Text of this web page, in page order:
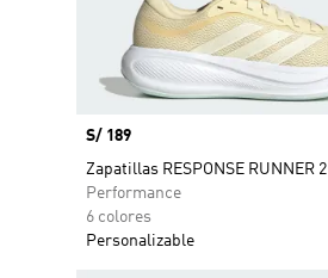
Precio
S/ 189
Zapatillas RESPONSE RUNNER 2
Performance
6 colores
Personalizable